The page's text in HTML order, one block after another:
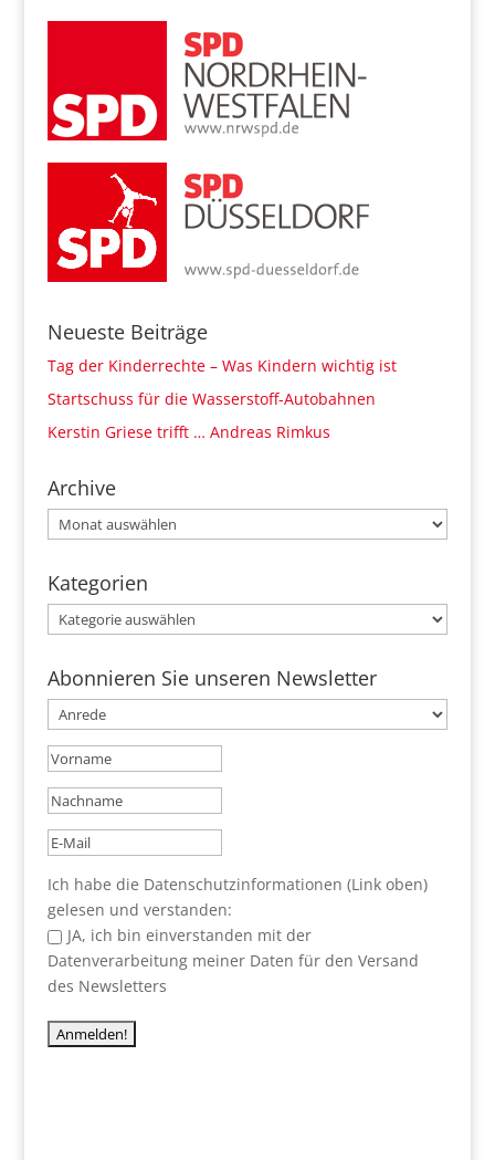
Neueste Beiträge
Tag der Kinderrechte – Was Kindern wichtig ist
Startschuss für die Wasserstoff-Autobahnen
Kerstin Griese trifft … Andreas Rimkus
Archive
Archive
Kategorien
Kategorien
Abonnieren Sie unseren Newsletter
Ich habe die Datenschutzinformationen (Link oben)
gelesen und verstanden:
JA, ich bin einverstanden mit der
Datenverarbeitung meiner Daten für den Versand
des Newsletters